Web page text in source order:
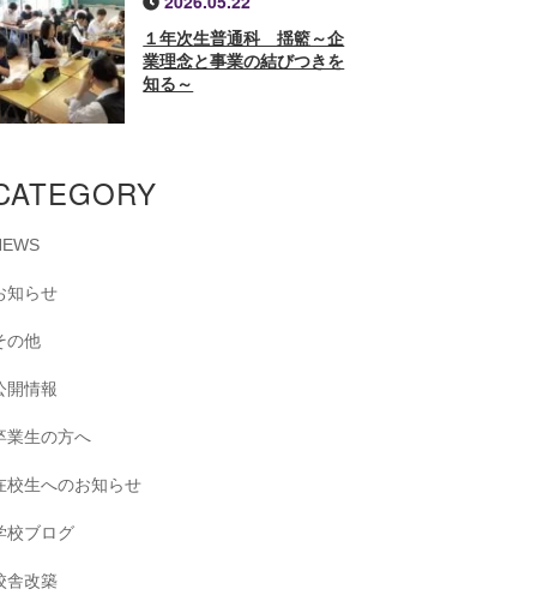
１年次生普通科 揺籃～企
業理念と事業の結びつきを
知る～
知らせ
の他
開情報
業生の方へ
校生へのお知らせ
校ブログ
舎改築